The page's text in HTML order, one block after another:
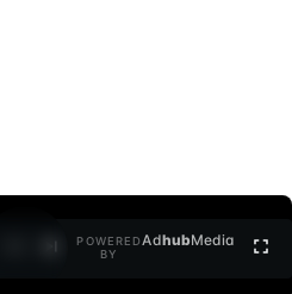
POWERED
BY
AdhubMedia